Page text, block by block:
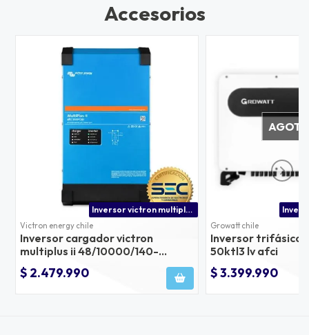
Accesorios
Inversor victron multiplus-ii 48/10000/140-100/100 230v | ideal para uso como inversor solar de alta capacidad
Victron energy chile
Inversor cargador victron
multiplus ii 48/10000/140-
100/100 230v 50hz
$ 2.479.990
Growatt chile
Inversor trifásico
50ktl3 lv afci
$ 3.399.990